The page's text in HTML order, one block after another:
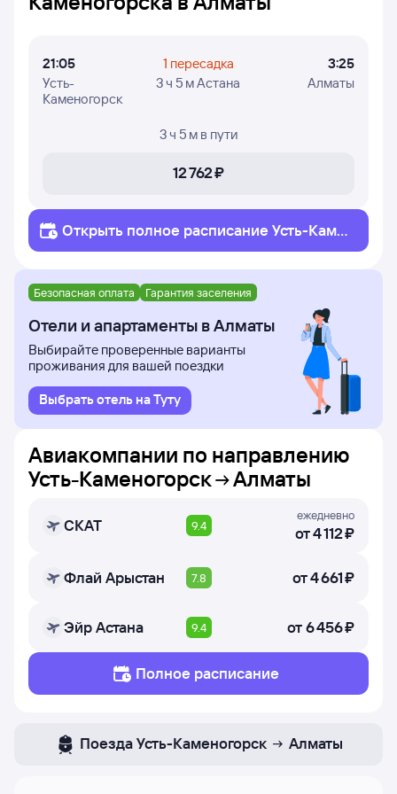
в пути, номера рейсов и дни недели, в которые
21:05
Усть-
Каменогорск
1 пересадка
3 ч 5 м Астана
3:25
Алматы
3 ч 5 м в пути
12 ⁠762 ⁠₽
Открыть полное расписание Усть-Каме
ногорск
Алматы
Безопасная оплата Гарантия заселения
Отели и апартаменты в Алматы
Выбирайте проверенные варианты
проживания для вашей поездки
Выбрать отель на Туту
Авиакомпании по направлению
Усть-Каменогорск
Алматы
СКАТ 9.4
ежедневно
от4 ⁠112 ⁠₽
Флай Арыстан 7.8 от4 ⁠661 ⁠₽
Эйр Астана 9.4 от6 ⁠456 ⁠₽
Полное расписание
Поезда Усть-Каменогорск Алматы